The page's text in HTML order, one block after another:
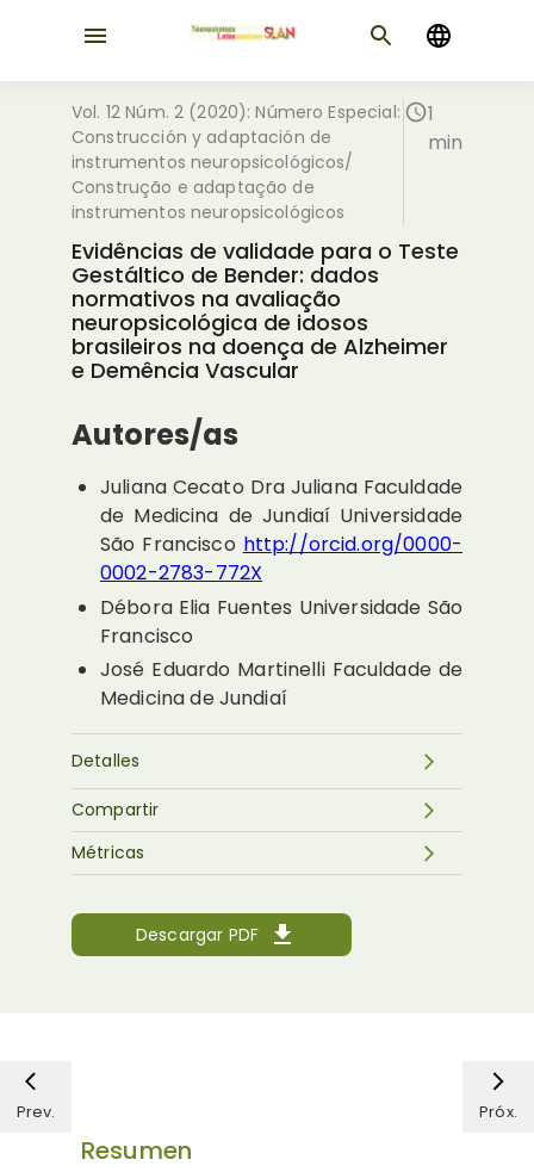
Vol. 12 Núm. 2 (2020): Número Especial:
Construcción y adaptación de
instrumentos neuropsicológicos/
Construção e adaptação de
instrumentos neuropsicológicos
1
min
Evidências de validade para o Teste
Gestáltico de Bender: dados
normativos na avaliação
neuropsicológica de idosos
brasileiros na doença de Alzheimer
e Demência Vascular
Autores/as
Juliana Cecato Dra Juliana Faculdade
de Medicina de Jundiaí Universidade
São Francisco http://orcid.org/0000-
0002-2783-772X
Débora Elia Fuentes Universidade São
Francisco
José Eduardo Martinelli Faculdade de
Medicina de Jundiaí
Detalles
Descargar PDF
Métricas
Compartir
Prev. Próx.
Resumen